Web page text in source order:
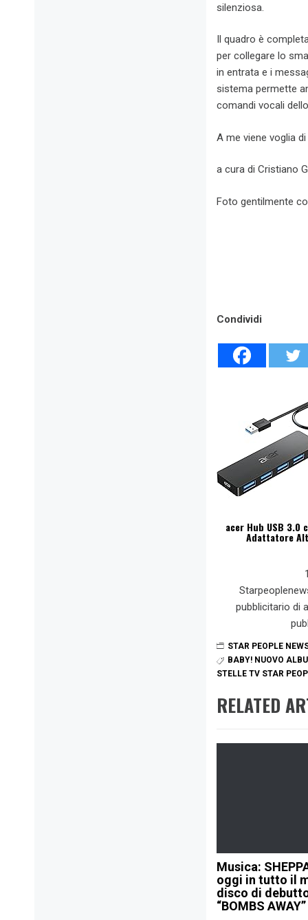
silenziosa.
Il quadro è
per collegare lo
in entrata e i
sistema permette
comandi vocali
A me viene voglia
a cura di Cristiano
Foto gentilmente
Condividi
acer Hub USB 3.0
Adattatore
pubblicitario di
STAR PEOPLE
BABY! NUOVO
STELLE TV STAR
RELATED
Musica:
oggi in tutto il
disco di
“BOMBS AWAY”